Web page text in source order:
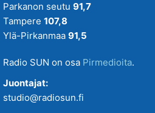
Parkanon seutu 91,7
Tampere 107,8
Ylä-Pirkanmaa 91,5
Radio SUN on osa Pirmedioita.
Juontajat:
studio@radiosun.fi